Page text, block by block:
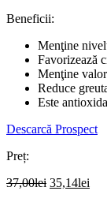
Beneficii:
Menţine
Favorizează
Menţine
Reduce
Este
Descarcă Prospect
Preț:
37,00lei Prețul
35,14lei